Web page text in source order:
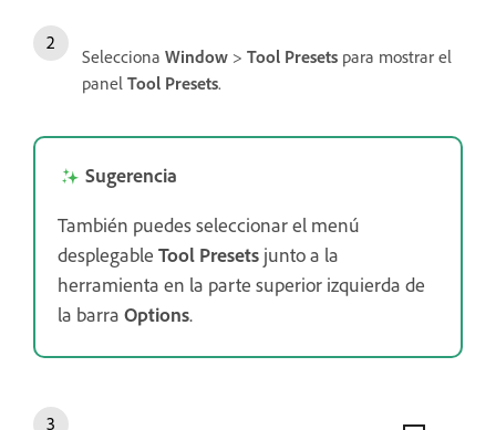
Selecciona Window > Tool Presets para mostrar el
panel Tool Presets.
Sugerencia
También puedes seleccionar el menú
desplegable Tool Presets junto a la
herramienta en la parte superior izquierda de
la barra Options.